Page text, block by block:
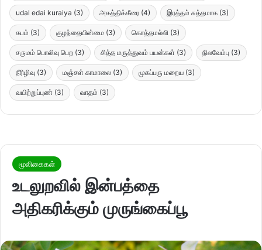
udal edai kuraiya (3) அகத்திக்கீரை (4) இரத்தம் சுத்தமாக (3)
கபம் (3) குழந்தையின்மை (3) கொத்தமல்லி (3)
சருமம் பொலிவு பெற (3) சித்த மருத்துவம் பயன்கள் (3) நிலவேம்பு (3)
நீரிழிவு (3) மஞ்சள் காமாலை (3) முகப்பரு மறைய (3)
வயிற்றுப்புண் (3) வாதம் (3)